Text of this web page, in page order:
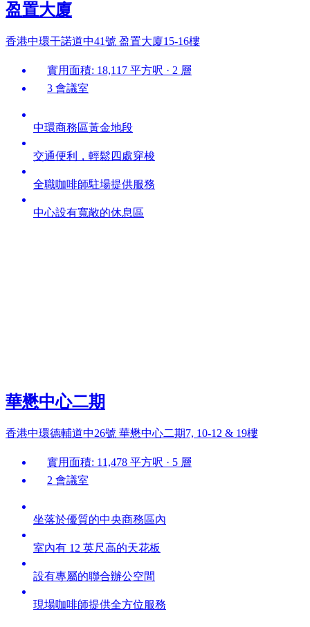
盈置大廈
香港中環干諾道中41號 盈置大廈15-16樓
實用面積: 18,117 平方呎 · 2 層
3 會議室
中環商務區黃金地段
交通便利，輕鬆四處穿梭
全職咖啡師駐場提供服務
中心設有寬敞的休息區
華懋中心二期
香港中環德輔道中26號 華懋中心二期7, 10-12 & 19樓
實用面積: 11,478 平方呎 · 5 層
2 會議室
坐落於優質的中央商務區內
室內有 12 英尺高的天花板
設有專屬的聯合辦公空間
現場咖啡師提供全方位服務